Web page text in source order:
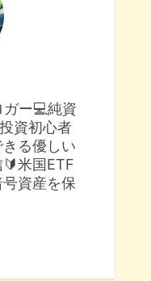
ー💻純資
資初心者
る優しい
米国ETF
資産を保